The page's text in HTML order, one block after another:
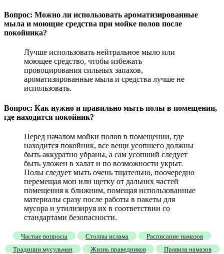
Вопрос: Можно ли использовать ароматизированные
мыла и моющие средства при мойке полов после
покойника?
Лучше использовать нейтральное мыло или
моющее средство, чтобы избежать
провоцирования сильных запахов,
ароматизированные мыла и средства лучше не
использовать.
Вопрос: Как нужно и правильно мыть полы в помещении,
где находится покойник?
Перед началом мойки полов в помещении, где
находится покойник, все вещи усопшего должны
быть аккуратно убраны, а сам усопший следует
быть уложен в халат и по возможности укрыт.
Полы следует мыть очень тщательно, поочередно
перемещая моп или щетку от дальних частей
помещения к ближним, помещая использованные
материалы сразу после работы в пакеты для
мусора и утилизируя их в соответствии со
стандартами безопасности.
Частые вопросы Столпы ислама
Расписание намазов
Традиции мусульман
Жизнь праведников Правила намазов